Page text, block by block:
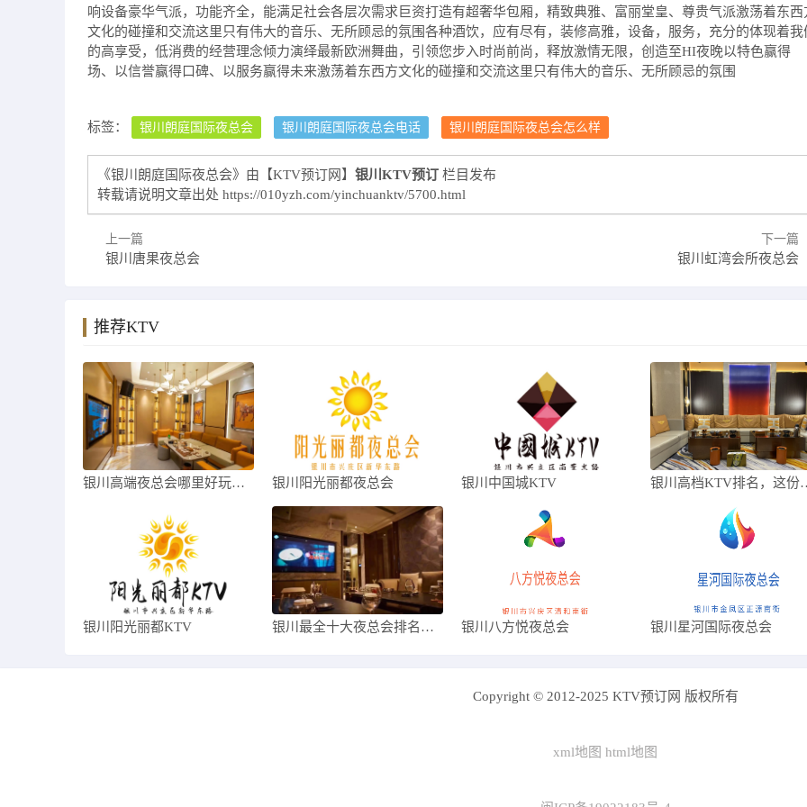
响设备豪华气派，功能齐全，能满足社会各层次需求巨资打造有超奢华包厢，精致典雅、富丽堂皇、尊贵气派激荡着东西
文化的碰撞和交流这里只有伟大的音乐、无所顾忌的氛围各种酒饮，应有尽有，装修高雅，设备，服务，充分的体现着我
的高享受，低消费的经营理念倾力演绎最新欧洲舞曲，引领您步入时尚前尚，释放激情无限，创造至HI夜晚以特色赢得
场、以信誉赢得口碑、以服务赢得未来激荡着东西方文化的碰撞和交流这里只有伟大的音乐、无所顾忌的氛围
标签： 银川朗庭国际夜总会 银川朗庭国际夜总会电话 银川朗庭国际夜总会怎么样
《银川朗庭国际夜总会》由【KTV预订网】 银川KTV预订 栏目发布
转载请说明文章出处 https://010yzh.com/yinchuanktv/5700.html
上一篇
银川唐果夜总会
下一篇
银川虹湾会所夜总会
推荐KTV
银川高端夜总会哪里好玩，这几家让你赞不绝 银川阳光丽都夜总会 银川中国城KTV 银川高档KTV
银川阳光丽都KTV 银川最全十大夜总会排名，银川十大好玩夜总 银川八方悦夜总会 银川星河国际夜总会
Copyright © 2012-2025 KTV预订网 版权所有
xml地图 html地图